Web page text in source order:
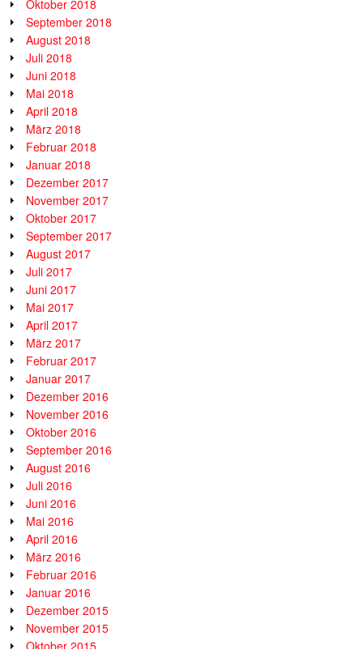
Oktober 2018
September 2018
August 2018
Juli 2018
Juni 2018
Mai 2018
April 2018
März 2018
Februar 2018
Januar 2018
Dezember 2017
November 2017
Oktober 2017
September 2017
August 2017
Juli 2017
Juni 2017
Mai 2017
April 2017
März 2017
Februar 2017
Januar 2017
Dezember 2016
November 2016
Oktober 2016
September 2016
August 2016
Juli 2016
Juni 2016
Mai 2016
April 2016
März 2016
Februar 2016
Januar 2016
Dezember 2015
November 2015